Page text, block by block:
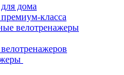
дома
класса
велотренажеры